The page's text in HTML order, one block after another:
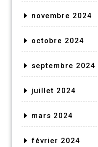
novembre 2024
octobre 2024
septembre 2024
juillet 2024
mars 2024
février 2024